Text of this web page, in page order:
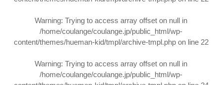
Warning: Trying to access array offset on null in
/home/coulange/coulange.jp/public_html/wp-
content/themes/hueman-kid/tmpl/archive-tmpl.phpon line 22
Warning: Trying to access array offset on null in
/home/coulange/coulange.jp/public_html/wp-